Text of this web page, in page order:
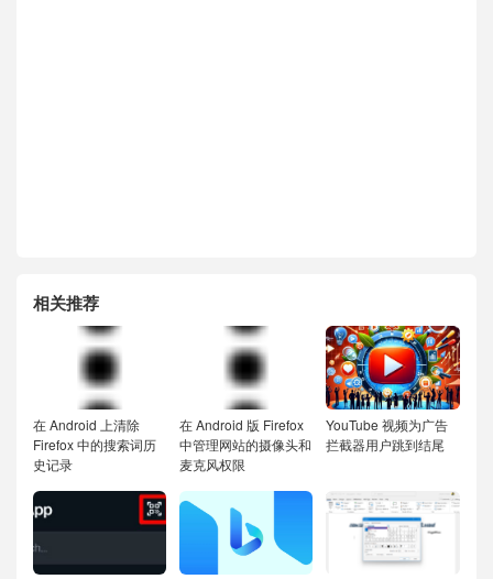
相关推荐
在 Android 上清除
Firefox 中的搜索词历
史记录
在 Android 版 Firefox
中管理网站的摄像头和
麦克风权限
YouTube 视频为广告
拦截器用户跳到结尾